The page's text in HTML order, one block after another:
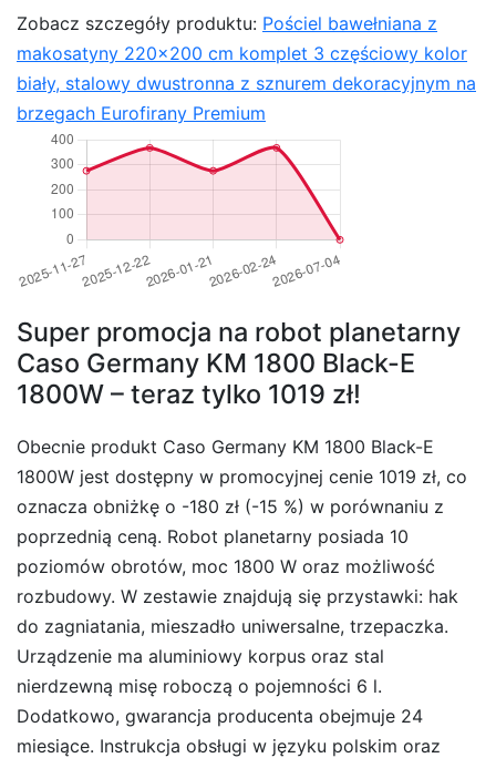
Zobacz szczegóły produktu: Pościel bawełniana z
makosatyny 220×200 cm komplet 3 częściowy kolor
biały, stalowy dwustronna z sznurem dekoracyjnym na
brzegach Eurofirany Premium
Super promocja na robot planetarny
Caso Germany KM 1800 Black-E
1800W – teraz tylko 1019 zł!
Obecnie produkt Caso Germany KM 1800 Black-E
1800W jest dostępny w promocyjnej cenie 1019 zł, co
oznacza obniżkę o -180 zł (-15 %) w porównaniu z
poprzednią ceną. Robot planetarny posiada 10
poziomów obrotów, moc 1800 W oraz możliwość
rozbudowy. W zestawie znajdują się przystawki: hak
do zagniatania, mieszadło uniwersalne, trzepaczka.
Urządzenie ma aluminiowy korpus oraz stal
nierdzewną misę roboczą o pojemności 6 l.
Dodatkowo, gwarancja producenta obejmuje 24
miesiące. Instrukcja obsługi w języku polskim oraz